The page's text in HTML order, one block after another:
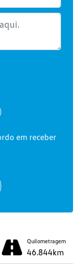
em receber
Quilometragem
46.844km